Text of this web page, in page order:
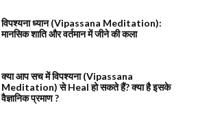
विपश्यना ध्यान (Vipassana Meditation):
मानसिक शाति और वर्तमान में जीने की कला
क्या आप सच में विपश्यना (Vipassana
Meditation) से Heal हो सकते हैं? क्या है इसके
वैज्ञानिक प्रमाण ?